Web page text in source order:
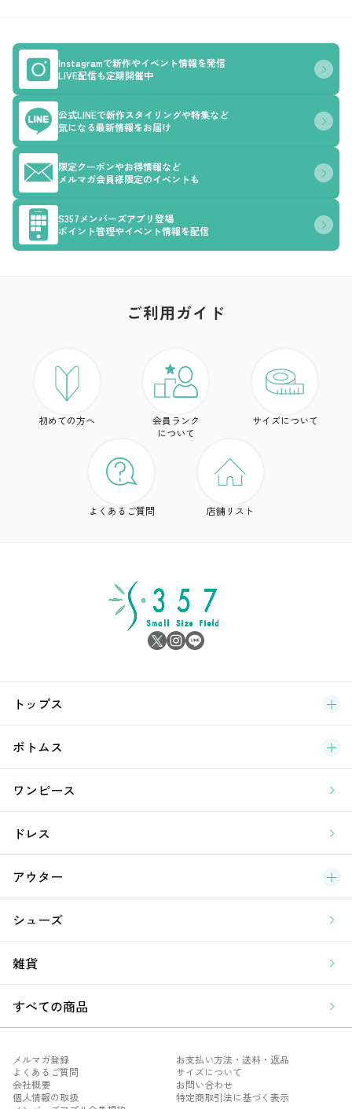
ブ
新
ラ
ア
Instagramで新作やイベント情報を発信
LIVE配信も定期開催中
公式LINEで新作スタイリングや特集など
気になる最新情報をお届け
限定クーポンやお得情報など
メルマガ会員様限定のイベントも
S357メンバーズアプリ登場
ポイント管理やイベント情報を配信
ご利用ガイド
初めての方へ
会員ランク
について
サイズについて
よくあるご質問 店舗リスト
トップス
ボトムス
ワンピース
ドレス
アウター
シューズ
雑貨
すべての商品
メルマガ登録
お支払い方法・送料・返品
よくあるご質問
サイズについて
会社概要
お問い合わせ
個人情報の取扱
特定商取引法に基づく表示